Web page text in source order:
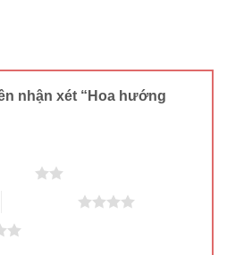
nhận xét “Hoa hướng